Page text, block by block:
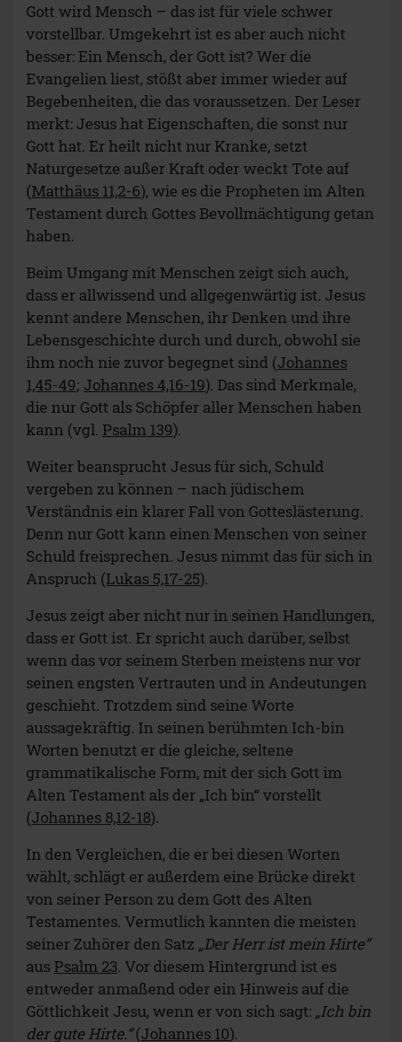
Gott wird Mensch – das ist für viele schwer
vorstellbar. Umgekehrt ist es aber auch nicht
besser: Ein Mensch, der Gott ist? Wer die
Evangelien liest, stößt aber immer wieder auf
Begebenheiten, die das voraussetzen. Der Leser
merkt: Jesus hat Eigenschaften, die sonst nur
Gott hat. Er heilt nicht nur Kranke, setzt
Naturgesetze außer Kraft oder weckt Tote auf
(Matthäus 11,2-6), wie es die Propheten im Alten
Testament durch Gottes Bevollmächtigung getan
haben.
Beim Umgang mit Menschen zeigt sich auch,
dass er allwissend und allgegenwärtig ist. Jesus
kennt andere Menschen, ihr Denken und ihre
Lebensgeschichte durch und durch, obwohl sie
ihm noch nie zuvor begegnet sind (Johannes
1,45-49; Johannes 4,16-19). Das sind Merkmale,
die nur Gott als Schöpfer aller Menschen haben
kann (vgl. Psalm 139).
Weiter beansprucht Jesus für sich, Schuld
vergeben zu können – nach jüdischem
Verständnis ein klarer Fall von Gotteslästerung.
Denn nur Gott kann einen Menschen von seiner
Schuld freisprechen. Jesus nimmt das für sich in
Anspruch (Lukas 5,17-25).
Jesus zeigt aber nicht nur in seinen Handlungen,
dass er Gott ist. Er spricht auch darüber, selbst
wenn das vor seinem Sterben meistens nur vor
seinen engsten Vertrauten und in Andeutungen
geschieht. Trotzdem sind seine Worte
aussagekräftig. In seinen berühmten Ich-bin
Worten benutzt er die gleiche, seltene
grammatikalische Form, mit der sich Gott im
Alten Testament als der „Ich bin“ vorstellt
(Johannes 8,12-18).
In den Vergleichen, die er bei diesen Worten
wählt, schlägt er außerdem eine Brücke direkt
von seiner Person zu dem Gott des Alten
Testamentes. Vermutlich kannten die meisten
seiner Zuhörer den Satz „Der Herr ist mein Hirte“
aus Psalm 23. Vor diesem Hintergrund ist es
entweder anmaßend oder ein Hinweis auf die
Göttlichkeit Jesu, wenn er von sich sagt: „Ich bin
der gute Hirte.“(Johannes 10).